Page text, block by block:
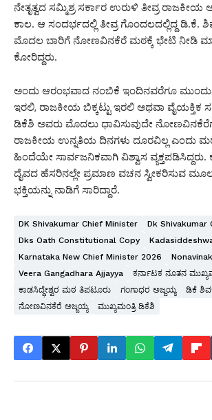
ನೇತೃತ್ವದ ಸಮ್ಮಿಶ್ರ ಸರ್ಕಾರ ಉರುಳಿ ತೀವ್ರ ರಾಜಕೀಯ
ಕಾಲ. ಆ ಸಂದರ್ಭದಲ್ಲಿ ತೀವ್ರ ಗೊಂದಲದಲ್ಲಿದ್ದ ಡಿ.ಕೆ.
ಮೊದಲ ಬಾರಿಗೆ ನೋಣವಿನಕೆರೆ ಮಠಕ್ಕೆ ಭೇಟಿ ನೀಡಿ
ಕೋರಿದ್ದರು.
ಅಂದು ಆರಂಭವಾದ ನಂಬಿಕೆ ಇಂದಿನವರೆಗೂ
ಇರಲಿ, ರಾಜಕೀಯ ಬಿಕ್ಕಟ್ಟು ಇರಲಿ ಅಥವಾ ವೈಯಕ್ತಿಕ
ಡಿಕೆಶಿ ಅವರು ಮೊದಲು ಧಾವಿಸುವುದೇ
ರಾಜಕೀಯ ಉನ್ನತಿಯ ದಿನಗಳು ದೂರವಿಲ್ಲ ಎಂದು
ಹಿಂದೆಯೇ ಸಾರ್ವಜನಿಕವಾಗಿ ವಿಶ್ವಾಸ ವ್ಯಕ್ತಪಡಿಸಿದ್ದರು.
ದೈವದ ಹೆಸರಿನಲ್ಲೇ ಪ್ರಮಾಣ ವಚನ ಸ್ವೀಕರಿಸುವ
ಭಕ್ತಿಯನ್ನು ನಾಡಿಗೆ ಸಾರಿದ್ದಾರೆ.
DK Shivakumar Chief Minister
Dk Shivakumar
Dks Oath Constitutional Copy
Karnataka New Chief Minister 2026
Veera Gangadhara Ajjayya
ಕರ್ನಾಟಕ ನೂತನ
ಕಾಡಸಿದ್ಧೇಶ್ವರ ಮಠ ತಿಪಟೂರು
ಗಂಗಾಧರ ಅಜ್ಜಯ್ಯ
ಡಿಕೆ
ನೋಣವಿನಕೆರೆ ಅಜ್ಜಯ್ಯ
ಮುಖ್ಯಮಂತ್ರಿ ಡಿಕೆಶಿ